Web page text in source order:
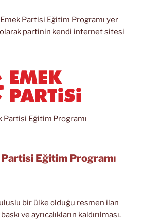
Partisi Eğitim Programı yer
olarak partinin kendi internet sitesi
Partisi Eğitim Programı
Partisi Eğitim Programı
bir ülke olduğu resmen ilan
ve ayrıcalıkların kaldırılması.